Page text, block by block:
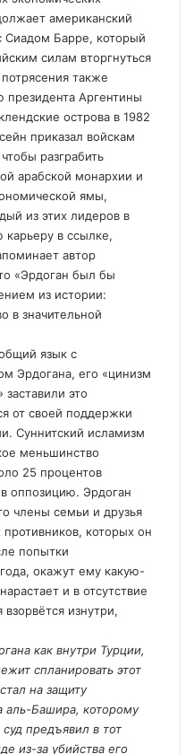
американский
Сиадом Барре, который
силам вторгнуться
также
Аргентины
острова в 1982
приказал войскам
разграбить
арабской монархии и
ямы,
из этих лидеров в
карьеру в ссылке,
автор
«Эрдоган был бы
из истории:
в значительной
язык с
Эрдогана, его «цинизм
заставили это
от своей поддержки
Суннитский исламизм
меньшинство
25 процентов
оппозицию. Эрдоган
члены семьи и друзья
которых он
попытки
окажут ему какую-
и в отсутствие
изнутри,
как внутри Турции,
спланировать этот
на защиту
аль-Башира, которому
предъявил в тот
из-за убийства его